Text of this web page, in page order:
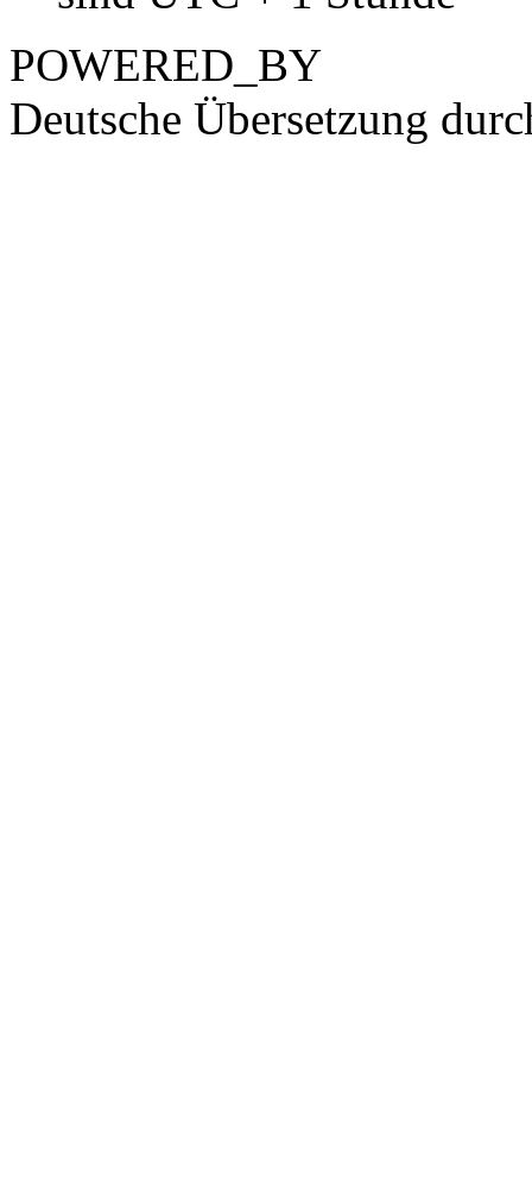
POWERED_BY
Deutsche Übersetzung